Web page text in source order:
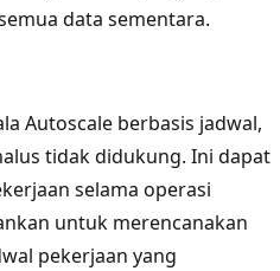
data sementara.
Autoscale berbasis jadwal,
tidak didukung. Ini dapat
selama operasi
untuk merencanakan
pekerjaan yang